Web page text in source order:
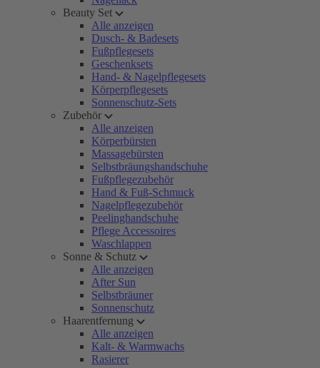
Beauty Set
Alle anzeigen
Dusch- & Badesets
Fußpflegesets
Geschenksets
Hand- & Nagelpflegesets
Körperpflegesets
Sonnenschutz-Sets
Zubehör
Alle anzeigen
Körperbürsten
Massagebürsten
Selbstbräungshandschuhe
Fußpflegezubehör
Hand & Fuß-Schmuck
Nagelpflegezubehör
Peelinghandschuhe
Pflege Accessoires
Waschlappen
Sonne & Schutz
Alle anzeigen
After Sun
Selbstbräuner
Sonnenschutz
Haarentfernung
Alle anzeigen
Kalt- & Warmwachs
Rasierer